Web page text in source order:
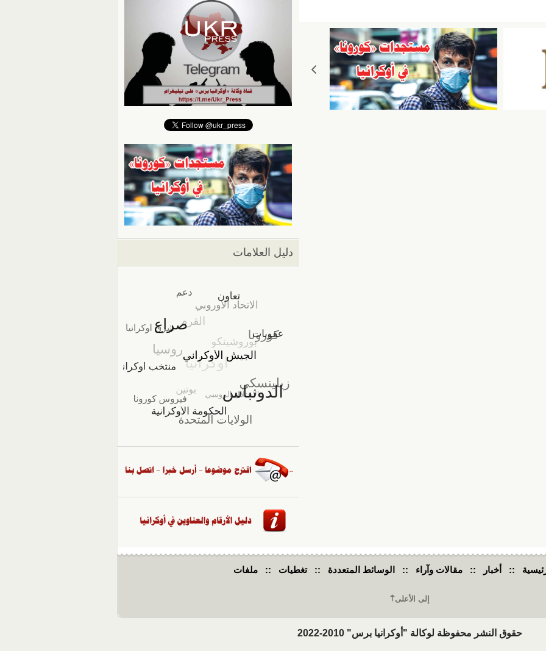
دليل العلامات
:: أخبار :: مقالات وآراء :: الوسائط المتعددة :: تغطيات :: ملفات
إلى الأعلى
حقوق النشر محفوظة لوكالة "أوكرانيا برس" 2010-2022